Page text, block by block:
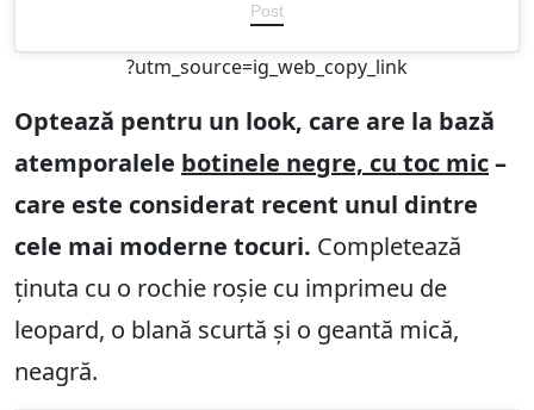
Post
?utm_source=ig_web_copy_link
Optează pentru un look, care are la bază
atemporalele botinele negre, cu toc mic–
care este considerat recent unul dintre
cele mai moderne tocuri. Completează
ținuta cu o rochie roșie cu imprimeu de
leopard, o blană scurtă și o geantă mică,
neagră.